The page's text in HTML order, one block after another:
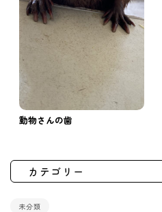
動物さんの歯
カテゴリー
未分類